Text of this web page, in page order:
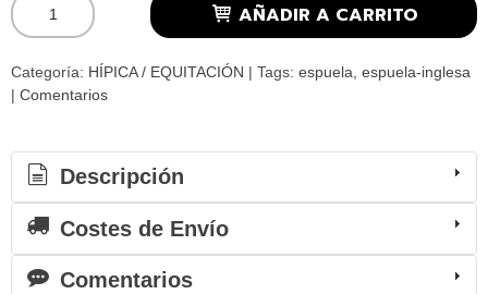
AÑADIR A CARRITO
Categoría: HÍPICA / EQUITACIÓN | Tags: espuela espuela-inglesa
| Comentarios
Descripción
Costes de Envío
Comentarios